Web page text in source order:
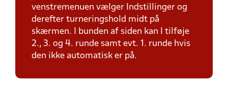
venstremenuen vælger Indstillinger og
derefter turneringshold midt på
skærmen. I bunden af siden kan I tilføje
2., 3. og 4. runde samt evt. 1. runde hvis
den ikke automatisk er på.